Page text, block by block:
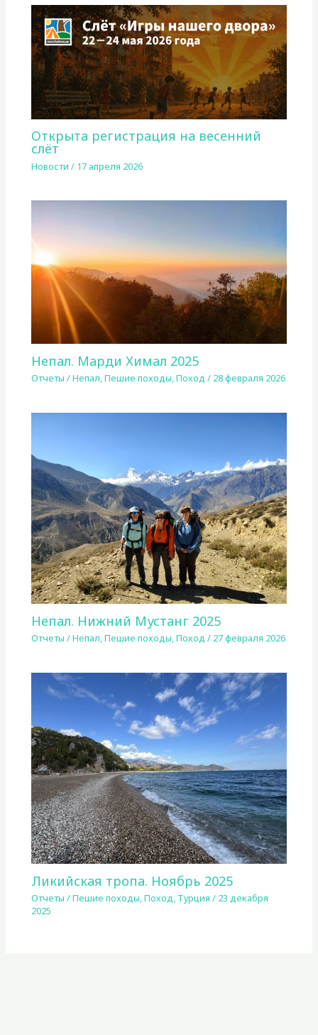
Открыта регистрация на весенний
слёт
Новости / 17 апреля 2026
Непал. Марди Химал 2025
Отчеты /Непал,Пешие походы,Поход / 28 февраля 2026
Непал. Нижний Мустанг 2025
Отчеты /Непал,Пешие походы,Поход / 27 февраля 2026
Ликийская тропа. Ноябрь 2025
Отчеты /Пешие походы,Поход, Турция / 23 декабря
2025